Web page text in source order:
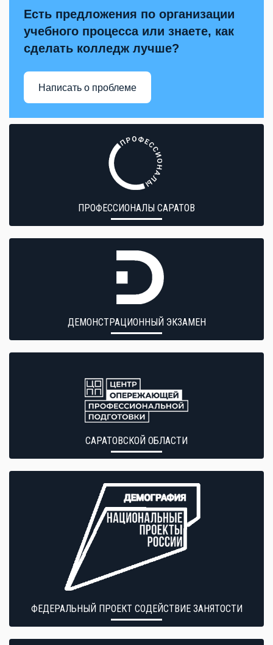
Есть предложения по организации
учебного процесса или знаете, как
сделать колледж лучше?
Написать о проблеме
ПРОФЕССИОНАЛЫ САРАТОВ
ДЕМОНСТРАЦИОННЫЙ ЭКЗАМЕН
САРАТОВСКОЙ ОБЛАСТИ
ФЕДЕРАЛЬНЫЙ ПРОЕКТ СОДЕЙСТВИЕ ЗАНЯТОСТИ